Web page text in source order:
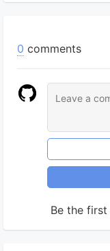
0 comments
Be the